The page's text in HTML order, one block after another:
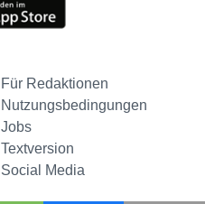
Für Redaktionen
Nutzungsbedingungen
Jobs
Textversion
Social Media